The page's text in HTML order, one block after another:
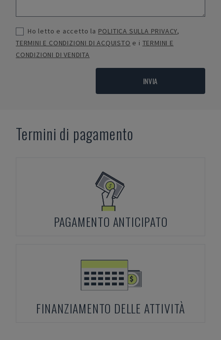
Ho letto e accetto la POLITICA SULLA PRIVACY,
TERMINI E CONDIZIONI DI ACQUISTO e i TERMINI E
CONDIZIONI DI VENDITA
INVIA
Termini di pagamento
PAGAMENTO ANTICIPATO
FINANZIAMENTO DELLE ATTIVITÀ